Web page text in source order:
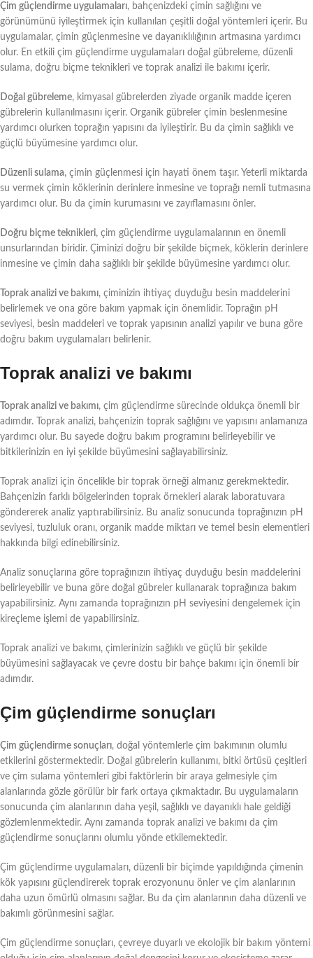
Çim güçlendirme uygulamaları, bahçenizdeki çimin sağlığını ve
görünümünü iyileştirmek için kullanılan çeşitli doğal yöntemleri içerir. Bu
uygulamalar, çimin güçlenmesine ve dayanıklılığının artmasına yardımcı
olur. En etkili çim güçlendirme uygulamaları doğal gübreleme, düzenli
sulama, doğru biçme teknikleri ve toprak analizi ile bakımı içerir.
Doğal gübreleme, kimyasal gübrelerden ziyade organik madde içeren
gübrelerin kullanılmasını içerir. Organik gübreler çimin beslenmesine
yardımcı olurken toprağın yapısını da iyileştirir. Bu da çimin sağlıklı ve
güçlü büyümesine yardımcı olur.
Düzenli sulama, çimin güçlenmesi için hayati önem taşır. Yeterli miktarda
su vermek çimin köklerinin derinlere inmesine ve toprağı nemli tutmasına
yardımcı olur. Bu da çimin kurumasını ve zayıflamasını önler.
Doğru biçme teknikleri, çim güçlendirme uygulamalarının en önemli
unsurlarından biridir. Çiminizi doğru bir şekilde biçmek, köklerin derinlere
inmesine ve çimin daha sağlıklı bir şekilde büyümesine yardımcı olur.
Toprak analizi ve bakımı, çiminizin ihtiyaç duyduğu besin maddelerini
belirlemek ve ona göre bakım yapmak için önemlidir. Toprağın pH
seviyesi, besin maddeleri ve toprak yapısının analizi yapılır ve buna göre
doğru bakım uygulamaları belirlenir.
Toprak analizi ve bakımı
Toprak analizi ve bakımı, çim güçlendirme sürecinde oldukça önemli bir
adımdır. Toprak analizi, bahçenizin toprak sağlığını ve yapısını anlamanıza
yardımcı olur. Bu sayede doğru bakım programını belirleyebilir ve
bitkilerinizin en iyi şekilde büyümesini sağlayabilirsiniz.
Toprak analizi için öncelikle bir toprak örneği almanız gerekmektedir.
Bahçenizin farklı bölgelerinden toprak örnekleri alarak laboratuvara
göndererek analiz yaptırabilirsiniz. Bu analiz sonucunda toprağınızın pH
seviyesi, tuzluluk oranı, organik madde miktarı ve temel besin elementleri
hakkında bilgi edinebilirsiniz.
Analiz sonuçlarına göre toprağınızın ihtiyaç duyduğu besin maddelerini
belirleyebilir ve buna göre doğal gübreler kullanarak toprağınıza bakım
yapabilirsiniz. Aynı zamanda toprağınızın pH seviyesini dengelemek için
kireçleme işlemi de yapabilirsiniz.
Toprak analizi ve bakımı, çimlerinizin sağlıklı ve güçlü bir şekilde
büyümesini sağlayacak ve çevre dostu bir bahçe bakımı için önemli bir
adımdır.
Çim güçlendirme sonuçları
Çim güçlendirme sonuçları, doğal yöntemlerle çim bakımının olumlu
etkilerini göstermektedir. Doğal gübrelerin kullanımı, bitki örtüsü çeşitleri
ve çim sulama yöntemleri gibi faktörlerin bir araya gelmesiyle çim
alanlarında gözle görülür bir fark ortaya çıkmaktadır. Bu uygulamaların
sonucunda çim alanlarının daha yeşil, sağlıklı ve dayanıklı hale geldiği
gözlemlenmektedir. Aynı zamanda toprak analizi ve bakımı da çim
güçlendirme sonuçlarını olumlu yönde etkilemektedir.
Çim güçlendirme uygulamaları, düzenli bir biçimde yapıldığında çimenin
kök yapısını güçlendirerek toprak erozyonunu önler ve çim alanlarının
daha uzun ömürlü olmasını sağlar. Bu da çim alanlarının daha düzenli ve
bakımlı görünmesini sağlar.
Çim güçlendirme sonuçları, çevreye duyarlı ve ekolojik bir bakım yöntemi